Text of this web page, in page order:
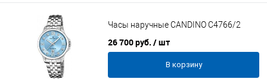
Часы наручные CANDINO C4766/2
26 700 руб. / шт
В корзину